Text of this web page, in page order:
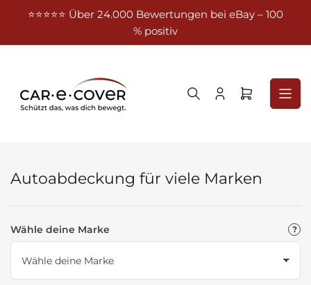
Inhalt
⭐⭐⭐⭐⭐ Über 24.000 Bewertungen bei eBay – 100
% positiv
Anmelden
Mini-
Warenkorb
Autoabdeckung für viele Marken
Wähle deine Marke